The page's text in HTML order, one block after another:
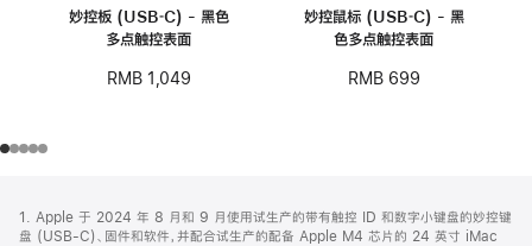
妙控板 (USB‑C) - 黑色
多点触控表面
RMB 1,049
妙控鼠标 (USB‑C) - 黑
色多点触控表面
RMB 699
页
注
1. Apple 于 2024 年 8 月和 9 月使用试生产的带有触控 ID 和数字小键盘的妙控键
盘 (USB-C)、固件和软件，并配合试生产的配备 Apple M4 芯片的 24 英寸 iMac